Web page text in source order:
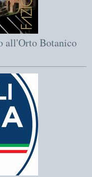
all'Orto Botanico